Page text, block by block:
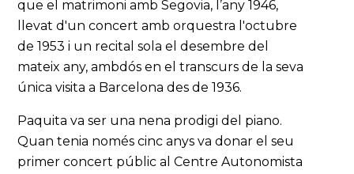
que el matrimoni amb Segovia, l’any 1946,
llevat d'un concert amb orquestra l'octubre
de 1953 i un recital sola el desembre del
mateix any, ambdós en el transcurs de la seva
única visita a Barcelona des de 1936.
Paquita va ser una nena prodigi del piano.
Quan tenia només cinc anys va donar el seu
primer concert públic al Centre Autonomista